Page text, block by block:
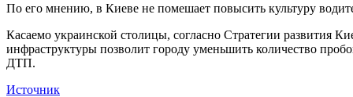
По его мнению, в Киеве не помешает повысить культуру
Касаемо украинской столицы, согласно Стратегии развития
инфраструктуры позволит городу уменьшить количество
ДТП.
Источник